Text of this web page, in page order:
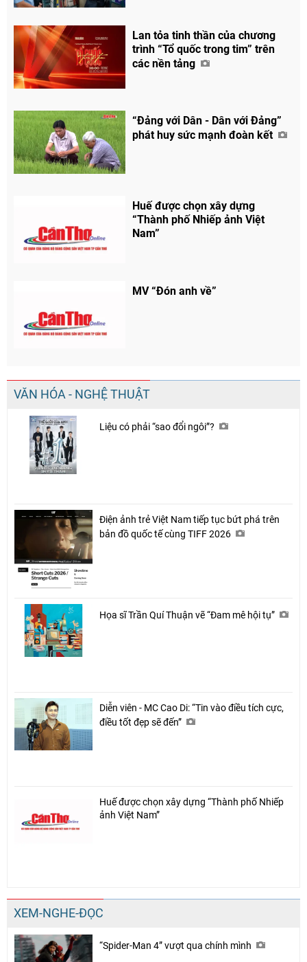
Chia sẻ
Lan tỏa tinh thần của chương
trình “Tổ quốc trong tim” trên
các nền tảng
“Đảng với Dân - Dân với Đảng”
phát huy sức mạnh đoàn kết
Huế được chọn xây dựng
“Thành phố Nhiếp ảnh Việt
Nam”
MV “Đón anh về”
VĂN HÓA - NGHỆ THUẬT
Liệu có phải “sao đổi ngôi”?
Điện ảnh trẻ Việt Nam tiếp tục bứt phá trên
bản đồ quốc tế cùng TIFF 2026
Họa sĩ Trần Quí Thuận vẽ “Đam mê hội tụ”
Diễn viên - MC Cao Di: “Tin vào điều tích cực,
điều tốt đẹp sẽ đến”
Huế được chọn xây dựng “Thành phố Nhiếp
ảnh Việt Nam”
XEM-NGHE-ĐỌC
“Spider-Man 4” vượt qua chính mình